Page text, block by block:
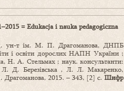
= Edukacja i nauka pedagogiczna
ун-т ім. М. П. Драгоманова, ДНПБ
і освіти дорослих НАПН України ;
А. Стельмах ; наук. консультанти:
Д. Березівська , Л. Л. Макаренко,
2015. – 343, [2] с. Шифр